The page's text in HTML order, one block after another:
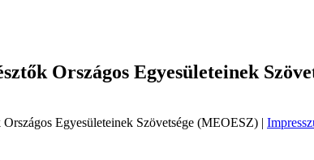
Országos Egyesületeinek
Egyesületeinek Szövetsége (MEOESZ) |